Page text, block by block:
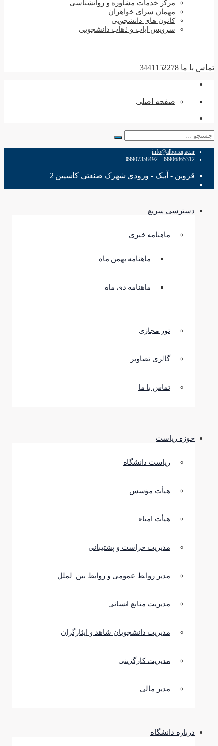
مرکز خدمات مشاوره و روانشناسی
مهمان سرای خواهران
کانون های دانشجویی
سرویس ایاب و ذهاب دانشجویی
تماس با ما 3441152278
صفحه اصلی
جستجو
info@alborzq.ac.ir
09906865312 - 09907358492
قزوین - آبیک - ورودی شهرک صنعتی کاسپین 2
دسترسی سریع
ماهنامه خبری
ماهنامه بهمن ماه
ماهنامه دی ماه
تور مجازی
گالری تصاویر
تماس با ما
حوزه ریاست
ریاست دانشگاه
هیأت مؤسس
هیأت امناء
مدیریت حراست و پشتیبانی
مدیر روابط عمومی و روابط بین الملل
مدیریت منابع انسانی
مدیریت دانشجویان شاهد و ایثارگران
مدیریت کارگزینی
مدیر مالی
درباره دانشگاه